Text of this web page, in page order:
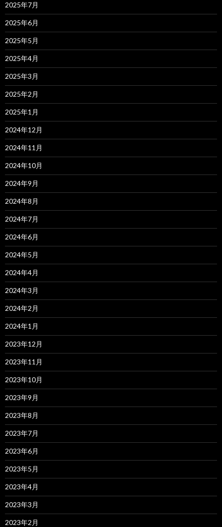
2025年7月
2025年6月
2025年5月
2025年4月
2025年3月
2025年2月
2025年1月
2024年12月
2024年11月
2024年10月
2024年9月
2024年8月
2024年7月
2024年6月
2024年5月
2024年4月
2024年3月
2024年2月
2024年1月
2023年12月
2023年11月
2023年10月
2023年9月
2023年8月
2023年7月
2023年6月
2023年5月
2023年4月
2023年3月
2023年2月